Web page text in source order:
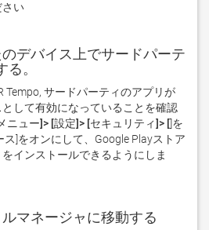
さい
デバイス上でサードパーテ
。
Tempo, サードパーティのアプリが
して有効になっていることを確認
ニュー]> [設定]> [セキュリティ]> []を
ス]をオンにして、Google Playストア
インストールできるようにしま
マネージャに移動する